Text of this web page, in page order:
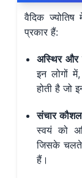
वैदिक
प्रकार हैं:
अस्थिर और
इन लोगों
होती है जो
संचार कौशल
स्वयं को
जिसके
हैं।